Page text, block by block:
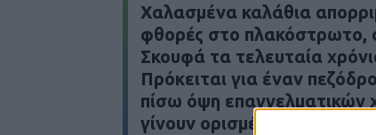
Χαλασμένα καλάθια
φθορές στο πλακόστρωτο,
Σκουφά τα τελευταία
Πρόκειται για έναν
πίσω όψη επαγγελματικών
γίνουν ορισμένες